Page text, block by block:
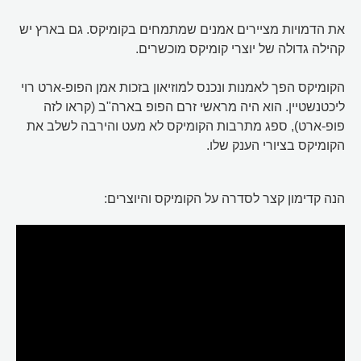
את הדמויות מציירים אמנים שמתמחים בקומיקס. גם בארץ יש
קהילה גדולה של יוצרי קומיקס מוכשרים.
הקומיקס הפך לאמנות ונכנס למוזיאון בזכות אמן הפופ-ארט רוי
ליכטנשטיין. הוא היה מראשי זרם הפופ בארה"ב (קראו לזה
פופ-ארט), ספג מתרבות הקומיקס לא מעט והירבה לשלב את
הקומיקס בציורי הענק שלו.
הנה קדימון קצר לסדרה על הקומיקס והיוצרים: